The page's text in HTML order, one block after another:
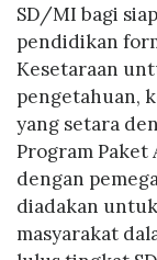
SD/MI bagi
pendidikan
Kesetaraan
pengetahuan,
yang setara
Program Paket
dengan
diadakan
masyarakat